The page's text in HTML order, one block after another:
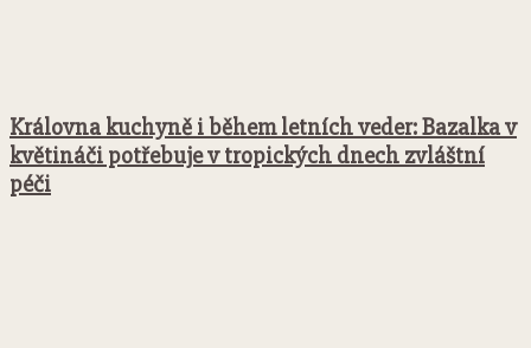
Královna kuchyně i během letních veder: Bazalka v
květináči potřebuje v tropických dnech zvláštní
péči